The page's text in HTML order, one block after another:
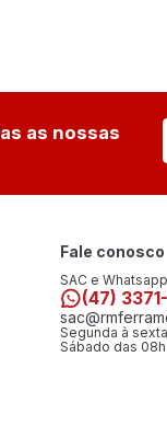
as nossas
Fale conosco
SAC e Whatsapp
(47)
Segunda à
Sábado das 08h